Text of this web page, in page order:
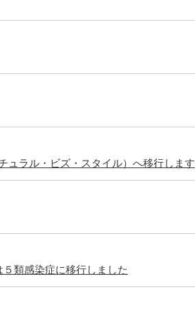
ュラル・ビズ・スタイル）へ移行します
類感染症に移行しました